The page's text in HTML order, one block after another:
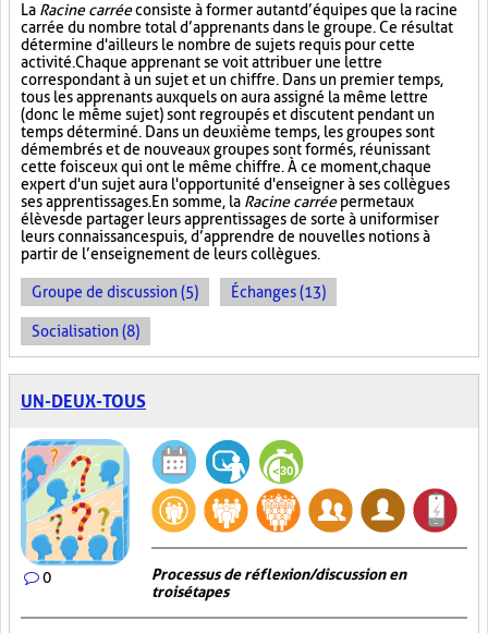
La Racine carréeconsiste à former autant d’équipes que la racine
carrée du nombre total d’apprenants dans le groupe. Ce résultat
détermine d'ailleurs le nombre de sujets requis pour cette
activité. Chaque apprenant se voit attribuer une lettre
correspondant à un sujet et un chiffre. Dans un premier temps,
tous les apprenants auxquels on aura assigné la même lettre
(donc le même sujet) sont regroupés et discutent pendant un
temps déterminé. Dans un deuxième temps, les groupes sont
démembrés et de nouveaux groupes sont formés, réunissant
cette fois ceux qui ont le même chiffre. À ce moment, chaque
expert d'un sujet aura l'opportunité d'enseigner à ses collègues
ses apprentissages. En somme, la Racine carréepermet aux
élèves de partager leurs apprentissages de sorte à uniformiser
leurs connaissances puis, d’apprendre de nouvelles notions à
partir de l’enseignement de leurs collègues.
Groupe de discussion (5) Échanges (13)
Socialisation (8)
UN-DEUX-TOUS
0
Processus de réflexion/discussion en
trois étapes